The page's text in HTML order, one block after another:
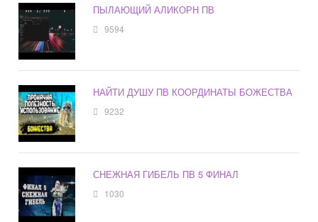
ПЫЛАЮЩИЙ АЛИКОРН ПВ
9594
НАЙТИ ДУШУ ПВ КООРДИНАТЫ БОЖЕСТВА
9232
СНЕЖНАЯ ГИБЕЛЬ ПВ 5 ФИНАЛ
1030